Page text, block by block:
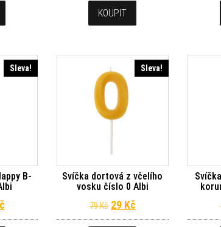
KOUPIT
Sleva!
B-
cena byla: 39 Kč.
Aktuální cena je: 35 Kč.
Sleva!
Svíčka dortová z včelího
vosku číslo 0 Albi
79Kč Původní cena byla: 79
29 KčAktuální cena je: